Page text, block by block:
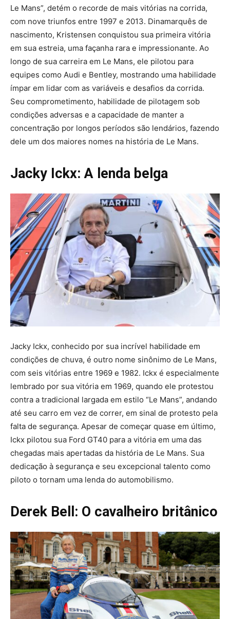
Le Mans”, detém o recorde de mais vitórias na corrida,
com nove triunfos entre 1997 e 2013. Dinamarquês de
nascimento, Kristensen conquistou sua primeira vitória
em sua estreia, uma façanha rara e impressionante. Ao
longo de sua carreira em Le Mans, ele pilotou para
equipes como Audi e Bentley, mostrando uma habilidade
ímpar em lidar com as variáveis e desafios da corrida.
Seu comprometimento, habilidade de pilotagem sob
condições adversas e a capacidade de manter a
concentração por longos períodos são lendários, fazendo
dele um dos maiores nomes na história de Le Mans.
Jacky Ickx: A lenda belga
Jacky Ickx, conhecido por sua incrível habilidade em
condições de chuva, é outro nome sinônimo de Le Mans,
com seis vitórias entre 1969 e 1982. Ickx é especialmente
lembrado por sua vitória em 1969, quando ele protestou
contra a tradicional largada em estilo “Le Mans”, andando
até seu carro em vez de correr, em sinal de protesto pela
falta de segurança. Apesar de começar quase em último,
Ickx pilotou sua Ford GT40 para a vitória em uma das
chegadas mais apertadas da história de Le Mans. Sua
dedicação à segurança e seu excepcional talento como
piloto o tornam uma lenda do automobilismo.
Derek Bell: O cavalheiro britânico